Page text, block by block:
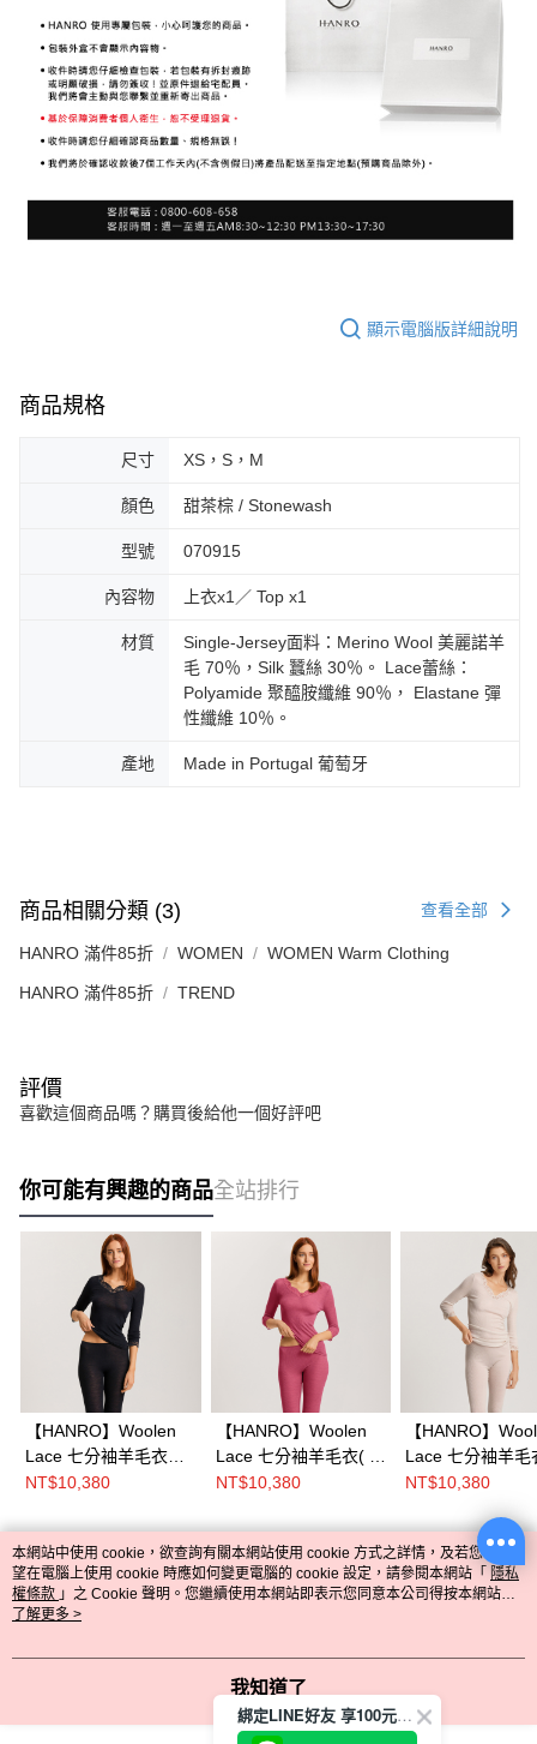
顯示電腦版詳細說明
商品規格
尺寸 XS，S，M
顏色 甜茶棕 / Stonewash
型號 070915
內容物 上衣x1／ Top x1
材質
Single-Jersey面料：Merino Wool 美麗諾羊
毛 70％，Silk 蠶絲 30％。 Lace蕾絲：
Polyamide 聚醯胺纖維 90％， Elastane 彈
性纖維 10％。
產地 Made in Portugal 葡萄牙
商品相關分類 (3) 查看全部
HANRO 滿件85折 WOMEN WOMEN Warm Clothing
HANRO 滿件85折 TREND
評價
喜歡這個商品嗎？購買後給他一個好評吧
你可能有興趣的商品全站排行
【HANRO】Woolen
Lace 七分袖羊毛衣
(黑)
NT$10,380
【HANRO】Woolen
Lace 七分袖羊毛衣( 裸
玫粉)
NT$10,380
【HANRO】
Lace 七分袖羊毛
石灰)
NT$10,380
熱門標籤
本網站中使用 cookie，欲查詢有關本網站使用 cookie 方式之詳情，及若您不希
望在電腦上使用 cookie 時應如何變更電腦的 cookie 設定，請參閱本網站「 隱私
權條款 」之 Cookie 聲明。您繼續使用本網站即表示您同意本公司得按本網站使
用條款之 Cookie 聲明使用 cookie。
了解更多 >
我知道了
綁定LINE好友 享100元折價券